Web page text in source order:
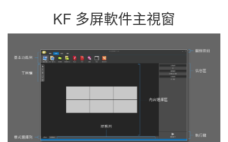
KF 多屏軟件主視窗